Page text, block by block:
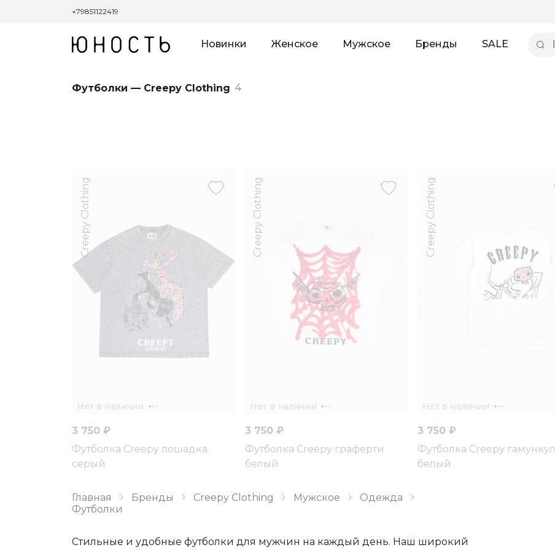
+79851122419
Новинки Женское Мужское Бренды SALE
Футболки — Creepy Clothing 4
Нет в наличии
Creepy Clothing
3 750 ₽
Футболка Creepy лошадка
серый
Нет в наличии
Creepy Clothing
3 750 ₽
Футболка Creepy граферти
белый
Нет в наличии
Creepy Clothing
3 750 ₽
Футболка Creepy гамункул
белый
Главная Бренды Creepy Clothing Мужское
Одежда
Футболки
Стильные и удобные футболки для мужчин на каждый день. Наш широкий